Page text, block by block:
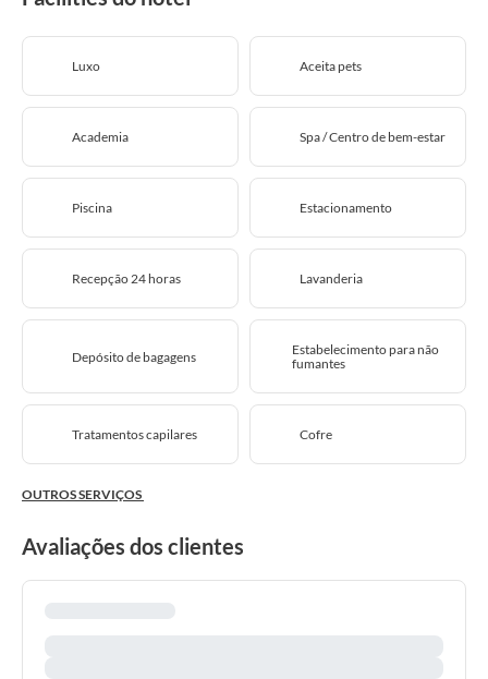
Luxo Aceita pets
Academia Spa / Centro de bem-estar
Piscina Estacionamento
Recepção 24 horas Lavanderia
Depósito de bagagens
Estabelecimento para não
fumantes
Tratamentos capilares Cofre
OUTROS SERVIÇOS
Avaliações dos clientes